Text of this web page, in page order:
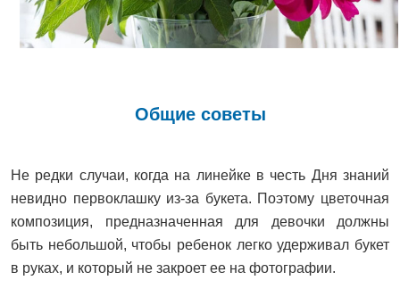
Общие советы
Не редки случаи, когда на линейке в честь Дня знаний
невидно первоклашку из-за букета. Поэтому цветочная
композиция, предназначенная для девочки должны
быть небольшой, чтобы ребенок легко удерживал букет
в руках, и который не закроет ее на фотографии.